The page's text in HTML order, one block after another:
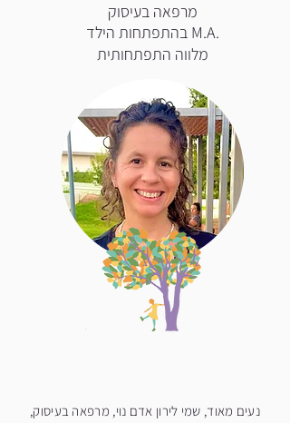
מרפאה בעיסוק
.M.A בהתפתחות הילד
מלווה התפתחותית
נעים מאוד, שמי לירון אדם נוי, מרפאה בעיסוק,